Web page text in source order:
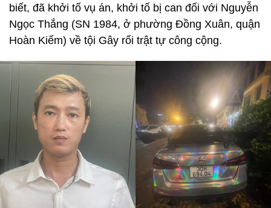
biết, đã khởi tố vụ án, khởi tố bị can đối với Nguyễn
Ngọc Thắng (SN 1984, ở phường Đồng Xuân, quận
Hoàn Kiếm) về tội Gây rối trật tự công cộng.